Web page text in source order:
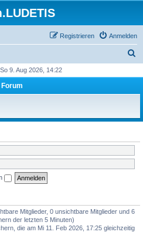
Anmelden
Registrieren
h
9. Aug 2026, 14:22
Forum
Mitglieder, 0 unsichtbare Mitglieder und 6
der letzten 5 Minuten)
die am Mi 11. Feb 2026, 17:25 gleichzeitig